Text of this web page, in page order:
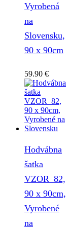
Vyrobená
na
Slovensku,
90 x 90cm
59.90 €
Hodvábna
šatka
VZOR_82,
90 x 90cm,
Vyrobené
na